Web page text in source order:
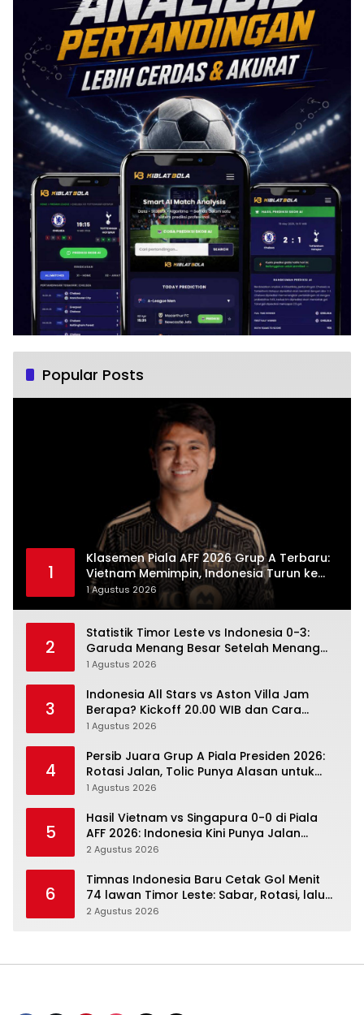
Popular Posts
1
Klasemen Piala AFF 2026 Grup A Terbaru:
Vietnam Memimpin, Indonesia Turun ke
Posisi Tiga
1 Agustus 2026
2
Statistik Timor Leste vs Indonesia 0-3:
Garuda Menang Besar Setelah Menang
Angka Lebih Dulu
1 Agustus 2026
3
Indonesia All Stars vs Aston Villa Jam
Berapa? Kickoff 20.00 WIB dan Cara
Nonton Resminya
1 Agustus 2026
4
Persib Juara Grup A Piala Presiden 2026:
Rotasi Jalan, Tolic Punya Alasan untuk
Percaya
1 Agustus 2026
5
Hasil Vietnam vs Singapura 0-0 di Piala
AFF 2026: Indonesia Kini Punya Jalan
Terbuka
2 Agustus 2026
6
Timnas Indonesia Baru Cetak Gol Menit
74 lawan Timor Leste: Sabar, Rotasi, lalu
Pecah
2 Agustus 2026